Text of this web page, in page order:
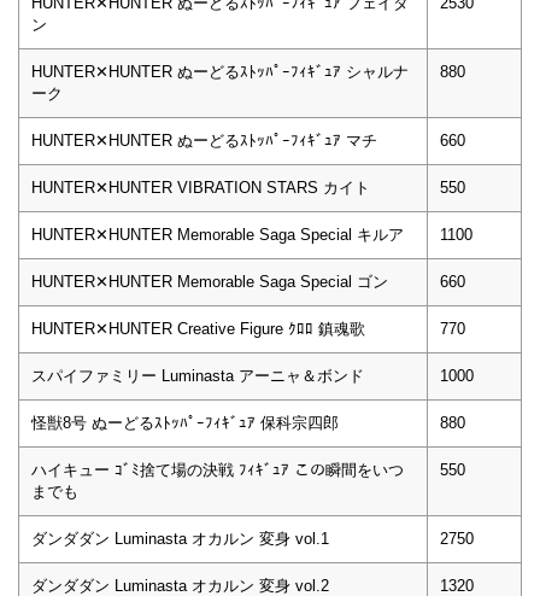
ン
HUNTER✕HUNTER ぬーどるｽﾄｯﾊﾟｰﾌｨｷﾞｭｱ シャルナ
ーク
880
HUNTER✕HUNTER ぬーどるｽﾄｯﾊﾟｰﾌｨｷﾞｭｱ マチ 660
HUNTER✕HUNTER VIBRATION STARS カイト 550
HUNTER✕HUNTER Memorable Saga Special キルア 1100
HUNTER✕HUNTER Memorable Saga Special ゴン 660
HUNTER✕HUNTER Creative Figure ｸﾛﾛ 鎮魂歌 770
スパイファミリー Luminasta アーニャ＆ボンド 1000
怪獣8号 ぬーどるｽﾄｯﾊﾟｰﾌｨｷﾞｭｱ 保科宗四郎 880
ハイキュー ｺﾞﾐ捨て場の決戦 ﾌｨｷﾞｭｱ この瞬間をいつ
までも
550
ダンダダン Luminasta オカルン 変身 vol.1 2750
ダンダダン Luminasta オカルン 変身 vol.2 1320